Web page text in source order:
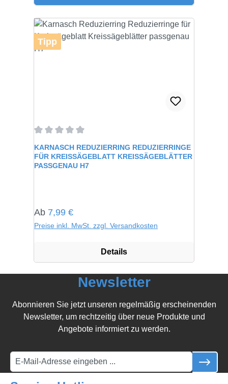
Tipp
KARNASCH REDUZIERRING REDUZIERRINGE
FÜR KREISSÄGEBLATT KREISSÄGEBLÄTTER
PASSGENAU H7
Regulärer Preis:
Ab 7,99 €
Preise inkl. MwSt. zzgl. Versandkosten
Details
Newsletter
Abonnieren Sie jetzt unseren regelmäßig erscheinenden
Newsletter, um rechtzeitig über neue Produkte und
Angebote informiert zu werden.